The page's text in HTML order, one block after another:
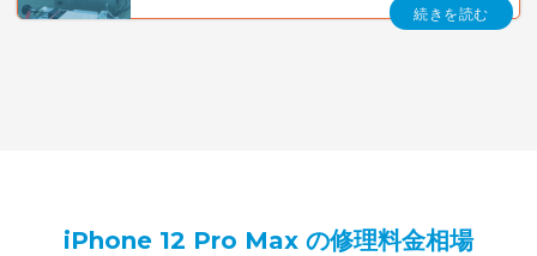
iPhone 12 Pro Max の修理料金相場